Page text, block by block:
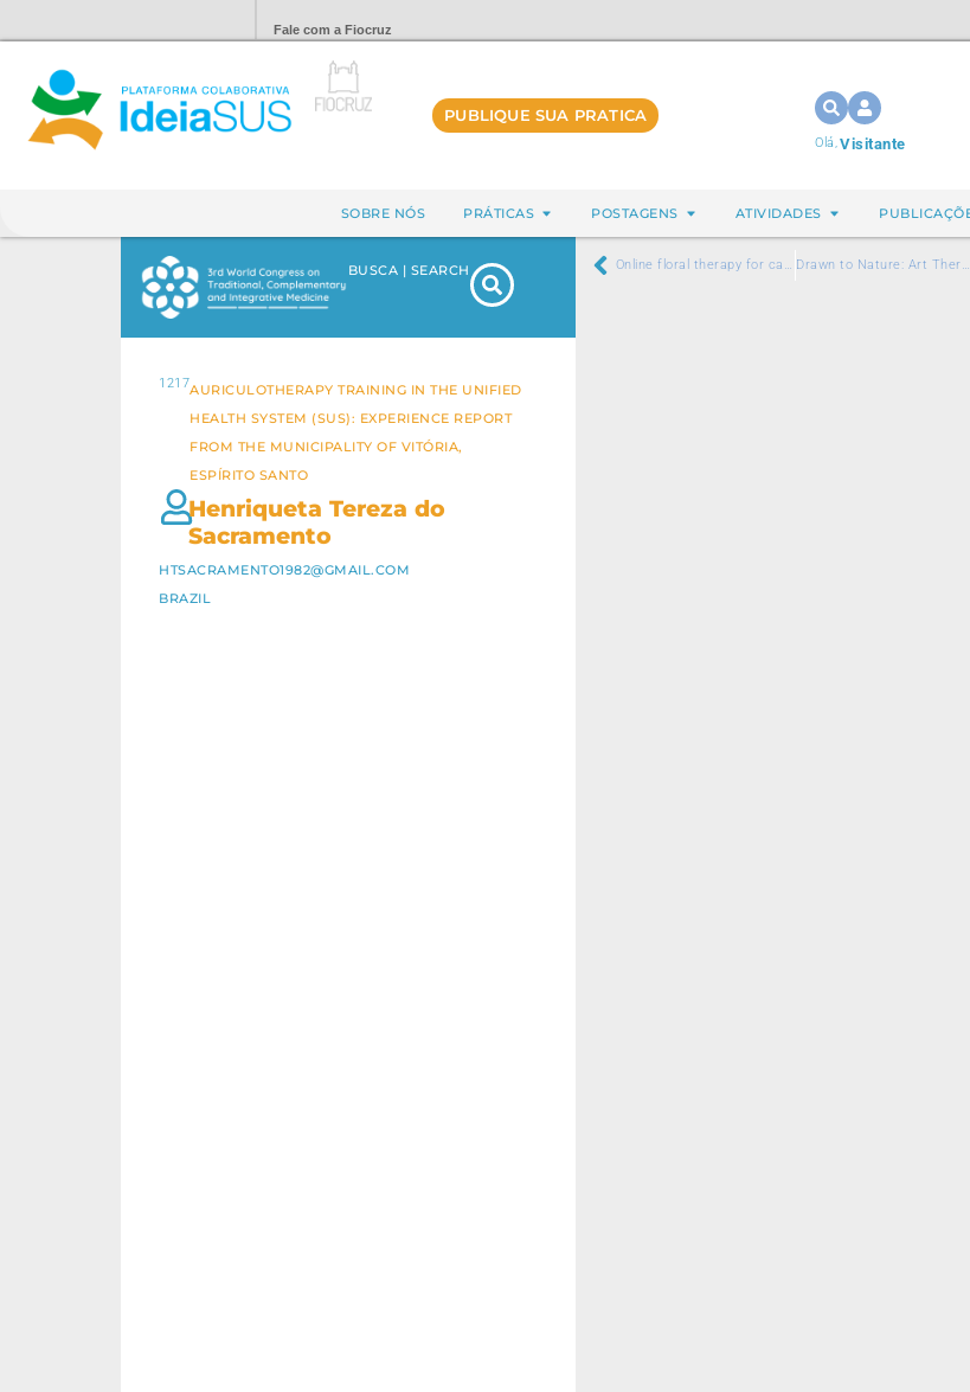
Fale com a Fiocruz
PUBLIQUE SUA PRATICA
Olá,Visitante
SOBRE NÓS PRÁTICAS POSTAGENS ATIVIDADES
BUSCA | SEARCH
1217AURICULOTHERAPY TRAINING IN THE UNIFIED
HEALTH SYSTEM (SUS): EXPERIENCE REPORT
FROM THE MUNICIPALITY OF VITÓRIA,
ESPÍRITO SANTO
Henriqueta Tereza do
Sacramento
HTSACRAMENTO1982@GMAIL.COM
BRAZIL
Online floral therapy for cancer patients: an experience report from ZENCancer Institute Drawn to Nature: Art Therapy on Biological Museum Promoting Mental Health and Well-being to Workers.